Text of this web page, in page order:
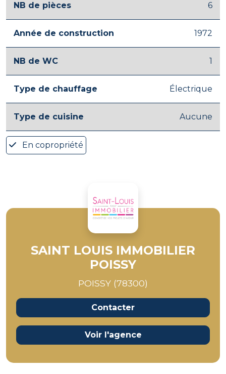
NB de pièces 6
Année de construction 1972
NB de WC 1
Type de chauffage Électrique
Type de cuisine Aucune
En copropriété
SAINT LOUIS IMMOBILIER
POISSY
POISSY (78300)
Contacter
Voir l'agence